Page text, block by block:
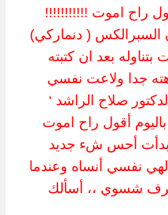
راح اموت !!!!!!!!!!!
السبرالكس ( دنماركي)
بتحسن ، بدأت بتناوله بعد ان كتبته
جدا ولاعت نفسي
صلاح الراشد ‘
أقول راح اموت
بدأت أحس شء جديد
نفسي أنساه وعندما
أعرف شسوي ،، أسألك